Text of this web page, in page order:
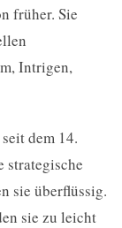
früher. Sie
Intrigen,
dem 14.
strategische
sie überflüssig.
sie zu leicht